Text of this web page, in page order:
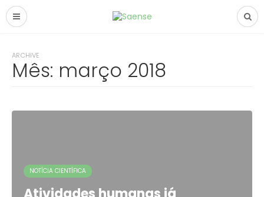
ARCHIVE
Mês: março 2018
NOTÍCIA CIENTÍFICA